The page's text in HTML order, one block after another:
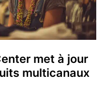
met à jour
multicanaux